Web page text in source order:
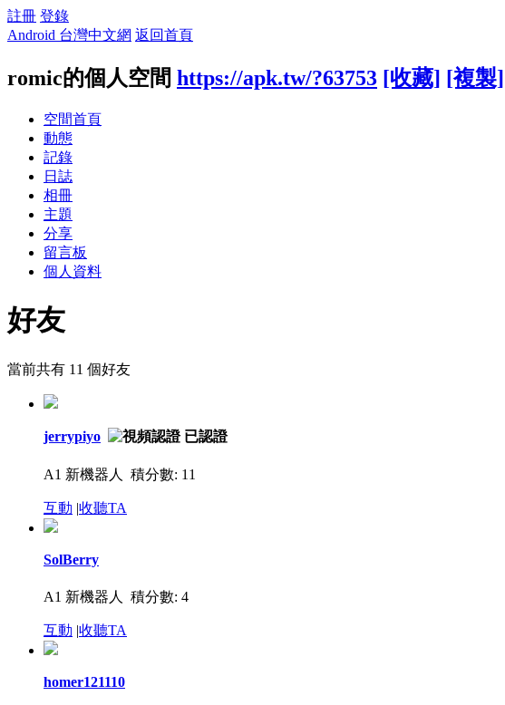
註冊 登錄
Android 台灣中文網 返回首頁
romic的個人空間 https://apk.tw/?63753 [收藏] [複製]
空間首頁
動態
記錄
日誌
相冊
主題
分享
留言板
個人資料
好友
當前共有 11 個好友
jerrypiyo
A1 新機器人 積分數: 11
互動 |收聽TA
SolBerry
A1 新機器人 積分數: 4
互動 |收聽TA
homer121110